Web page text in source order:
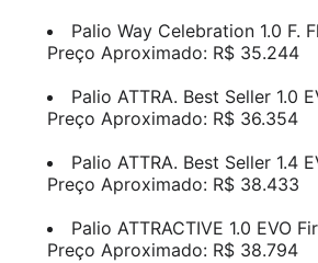
Palio Way Celebration 1.0 F.
Preço Aproximado: R$ 35.244
Palio ATTRA. Best Seller 1.0
Preço Aproximado: R$ 36.354
Palio ATTRA. Best Seller 1.4
Preço Aproximado: R$ 38.433
Palio ATTRACTIVE 1.0 EVO
Preço Aproximado: R$ 38.794